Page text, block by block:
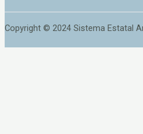
Copyright © 2024 Sistema Estatal